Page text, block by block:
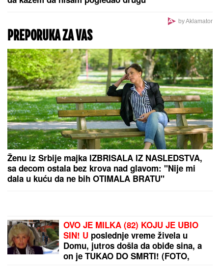
OPREZNO AKO IMATE
REUMATOIDNI ARTIRTISUpozorenje
stručnjaka: Zbog ove bolesti mogu
da stradaju i pluća, srce, oči
za nacionalni dan fudbala